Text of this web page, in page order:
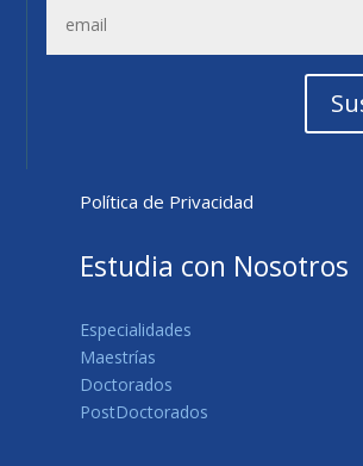
Política de Privacidad
Estudia con Nosotros
Especialidades
Maestrías
Doctorados
PostDoctorados